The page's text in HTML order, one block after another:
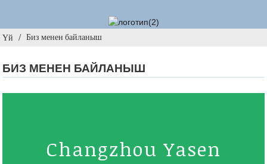
Үй Биз менен байланыш
БИЗ МЕНЕН БАЙЛАНЫШ
Changzhou Yasen